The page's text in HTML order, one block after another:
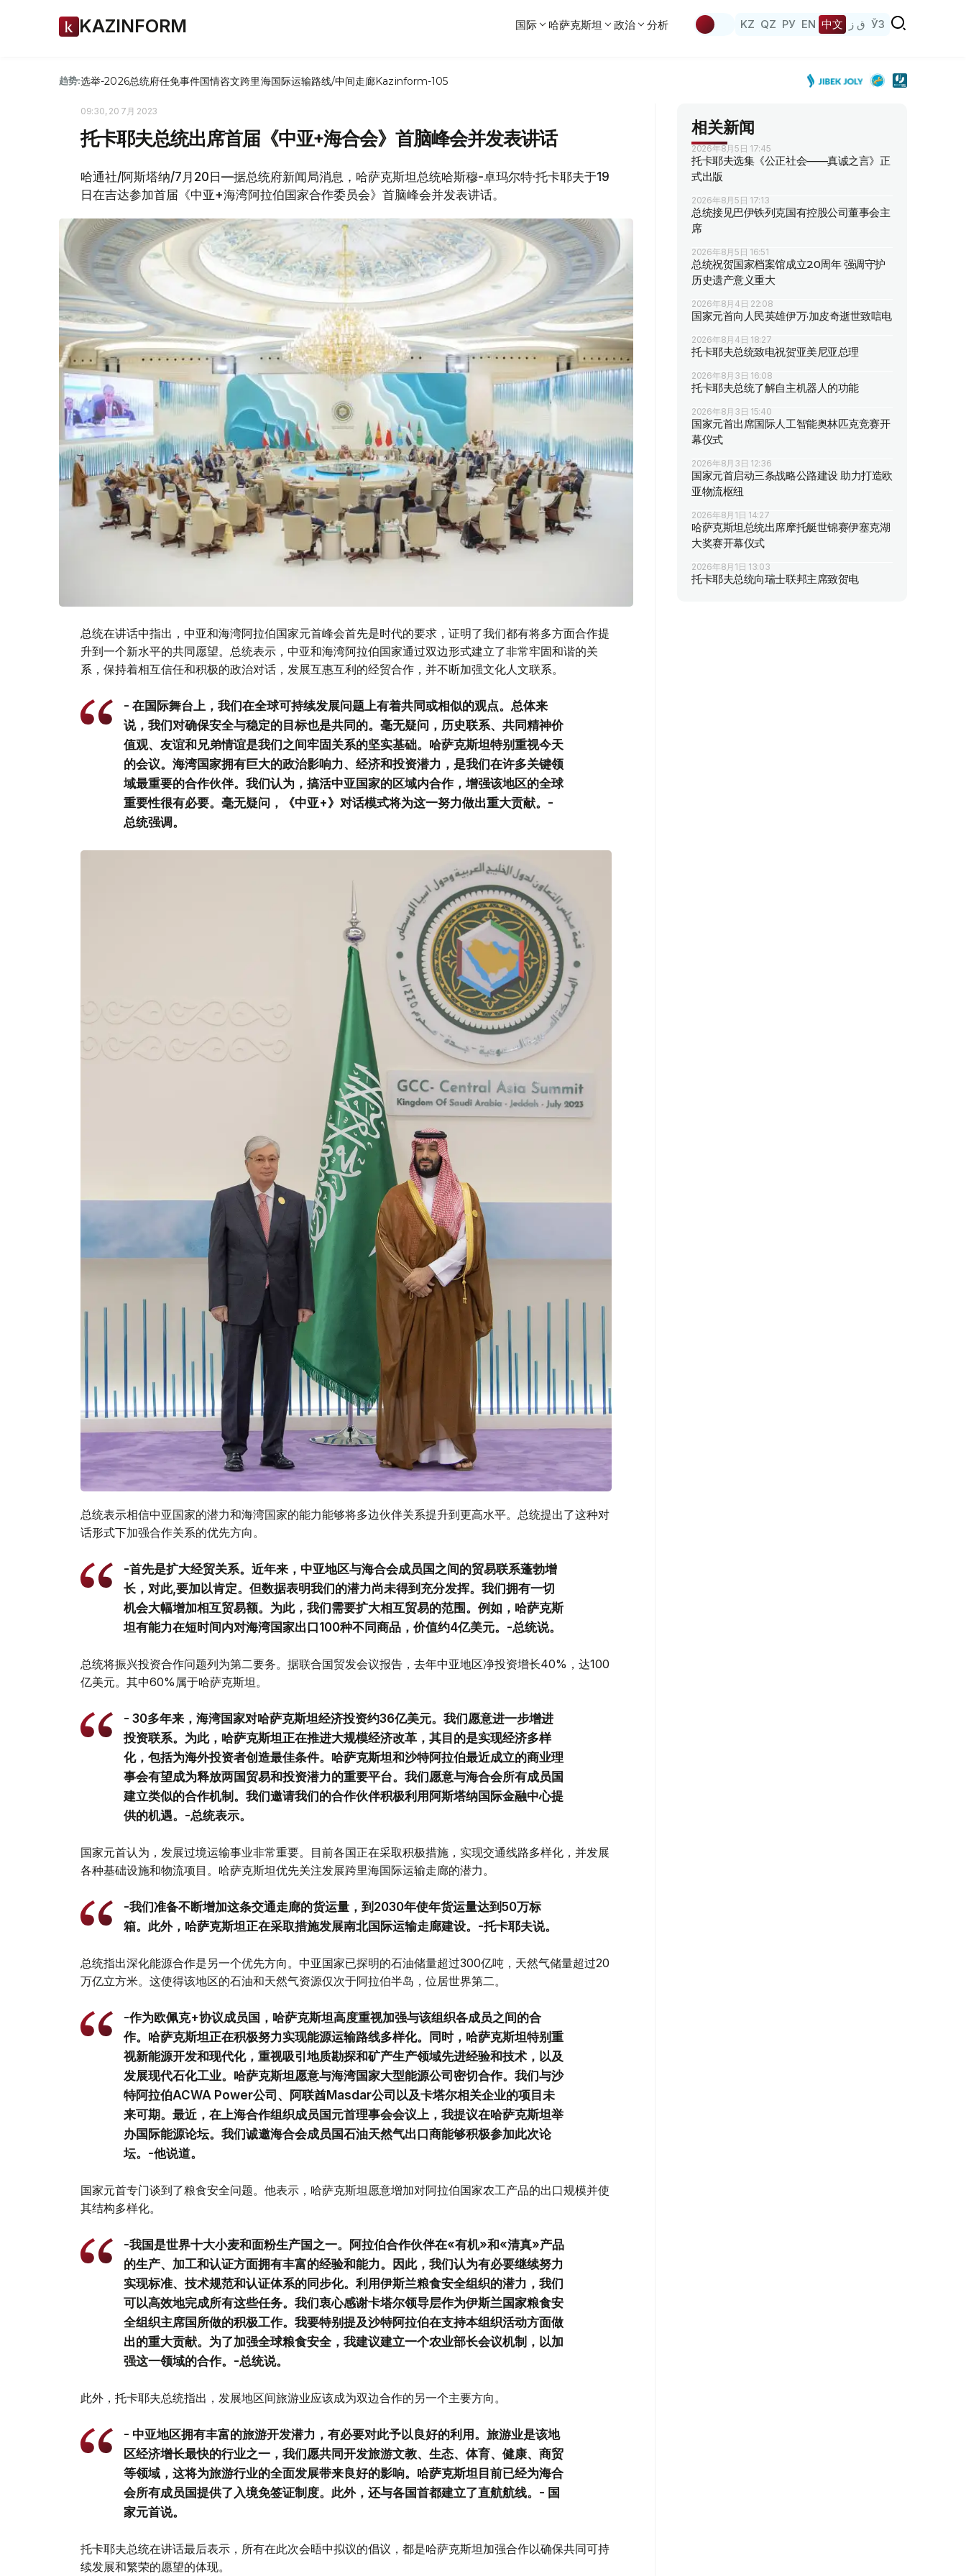
KAZINFORM 国际 哈萨克斯坦 政治 分析 KZ QZ РУ EN 中文 ق ز ЎЗ
趋势:选举-2026总统府任免事件国情咨文跨里海国际运输路线/中间走廊Kazinform-105
09:30, 20 7月 2023
托卡耶夫总统出席首届《中亚+海合会》首脑峰会并发表讲话
哈通社/阿斯塔纳/7月20日—据总统府新闻局消息，哈萨克斯坦总统哈斯穆-卓玛尔特·托卡耶夫于19
日在吉达参加首届《中亚+海湾阿拉伯国家合作委员会》首脑峰会并发表讲话。
总统在讲话中指出，中亚和海湾阿拉伯国家元首峰会首先是时代的要求，证明了我们都有将多方面合作提
升到一个新水平的共同愿望。总统表示，中亚和海湾阿拉伯国家通过双边形式建立了非常牢固和谐的关
系，保持着相互信任和积极的政治对话，发展互惠互利的经贸合作，并不断加强文化人文联系。
- 在国际舞台上，我们在全球可持续发展问题上有着共同或相似的观点。总体来
说，我们对确保安全与稳定的目标也是共同的。毫无疑问，历史联系、共同精神价
值观、友谊和兄弟情谊是我们之间牢固关系的坚实基础。哈萨克斯坦特别重视今天
的会议。海湾国家拥有巨大的政治影响力、经济和投资潜力，是我们在许多关键领
域最重要的合作伙伴。我们认为，搞活中亚国家的区域内合作，增强该地区的全球
重要性很有必要。毫无疑问，《中亚+》对话模式将为这一努力做出重大贡献。-
总统强调。
总统表示相信中亚国家的潜力和海湾国家的能力能够将多边伙伴关系提升到更高水平。总统提出了这种对
话形式下加强合作关系的优先方向。
-首先是扩大经贸关系。近年来，中亚地区与海合会成员国之间的贸易联系蓬勃增
长，对此,要加以肯定。但数据表明我们的潜力尚未得到充分发挥。我们拥有一切
机会大幅增加相互贸易额。为此，我们需要扩大相互贸易的范围。例如，哈萨克斯
坦有能力在短时间内对海湾国家出口100种不同商品，价值约4亿美元。-总统说。
总统将振兴投资合作问题列为第二要务。据联合国贸发会议报告，去年中亚地区净投资增长40%，达100
亿美元。其中60%属于哈萨克斯坦。
- 30多年来，海湾国家对哈萨克斯坦经济投资约36亿美元。我们愿意进一步增进
投资联系。为此，哈萨克斯坦正在推进大规模经济改革，其目的是实现经济多样
化，包括为海外投资者创造最佳条件。哈萨克斯坦和沙特阿拉伯最近成立的商业理
事会有望成为释放两国贸易和投资潜力的重要平台。我们愿意与海合会所有成员国
建立类似的合作机制。我们邀请我们的合作伙伴积极利用阿斯塔纳国际金融中心提
供的机遇。-总统表示。
国家元首认为，发展过境运输事业非常重要。目前各国正在采取积极措施，实现交通线路多样化，并发展
各种基础设施和物流项目。哈萨克斯坦优先关注发展跨里海国际运输走廊的潜力。
-我们准备不断增加这条交通走廊的货运量，到2030年使年货运量达到50万标
箱。此外，哈萨克斯坦正在采取措施发展南北国际运输走廊建设。-托卡耶夫说。
总统指出深化能源合作是另一个优先方向。中亚国家已探明的石油储量超过300亿吨，天然气储量超过20
万亿立方米。这使得该地区的石油和天然气资源仅次于阿拉伯半岛，位居世界第二。
-作为欧佩克+协议成员国，哈萨克斯坦高度重视加强与该组织各成员之间的合
作。哈萨克斯坦正在积极努力实现能源运输路线多样化。同时，哈萨克斯坦特别重
视新能源开发和现代化，重视吸引地质勘探和矿产生产领域先进经验和技术，以及
发展现代石化工业。哈萨克斯坦愿意与海湾国家大型能源公司密切合作。我们与沙
特阿拉伯ACWA Power公司、阿联酋Masdar公司以及卡塔尔相关企业的项目未
来可期。最近，在上海合作组织成员国元首理事会会议上，我提议在哈萨克斯坦举
办国际能源论坛。我们诚邀海合会成员国石油天然气出口商能够积极参加此次论
坛。-他说道。
国家元首专门谈到了粮食安全问题。他表示，哈萨克斯坦愿意增加对阿拉伯国家农工产品的出口规模并使
其结构多样化。
-我国是世界十大小麦和面粉生产国之一。阿拉伯合作伙伴在«有机»和«清真»产品
的生产、加工和认证方面拥有丰富的经验和能力。因此，我们认为有必要继续努力
实现标准、技术规范和认证体系的同步化。利用伊斯兰粮食安全组织的潜力，我们
可以高效地完成所有这些任务。我们衷心感谢卡塔尔领导层作为伊斯兰国家粮食安
全组织主席国所做的积极工作。我要特别提及沙特阿拉伯在支持本组织活动方面做
出的重大贡献。为了加强全球粮食安全，我建议建立一个农业部长会议机制，以加
强这一领域的合作。-总统说。
此外，托卡耶夫总统指出，发展地区间旅游业应该成为双边合作的另一个主要方向。
- 中亚地区拥有丰富的旅游开发潜力，有必要对此予以良好的利用。旅游业是该地
区经济增长最快的行业之一，我们愿共同开发旅游文教、生态、体育、健康、商贸
等领域，这将为旅游行业的全面发展带来良好的影响。哈萨克斯坦目前已经为海合
会所有成员国提供了入境免签证制度。此外，还与各国首都建立了直航航线。- 国
家元首说。
托卡耶夫总统在讲话最后表示，所有在此次会晤中拟议的倡议，都是哈萨克斯坦加强合作以确保共同可持
续发展和繁荣的愿望的体现。
相关新闻
2026年8月5日 17:45
托卡耶夫选集《公正社会——真诚之言》正
式出版
2026年8月5日 17:13
总统接见巴伊铁列克国有控股公司董事会主
席
2026年8月5日 16:51
总统祝贺国家档案馆成立20周年 强调守护
历史遗产意义重大
2026年8月4日 22:08
国家元首向人民英雄伊万·加皮奇逝世致唁电
2026年8月4日 18:27
托卡耶夫总统致电祝贺亚美尼亚总理
2026年8月3日 16:08
托卡耶夫总统了解自主机器人的功能
2026年8月3日 15:40
国家元首出席国际人工智能奥林匹克竞赛开
幕仪式
2026年8月3日 12:36
国家元首启动三条战略公路建设 助力打造欧
亚物流枢纽
2026年8月1日 14:27
哈萨克斯坦总统出席摩托艇世锦赛伊塞克湖
大奖赛开幕仪式
2026年8月1日 13:03
托卡耶夫总统向瑞士联邦主席致贺电